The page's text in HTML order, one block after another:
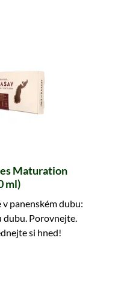
Maturation
ml)
v panenském dubu:
dubu. Porovnejte.
si hned!